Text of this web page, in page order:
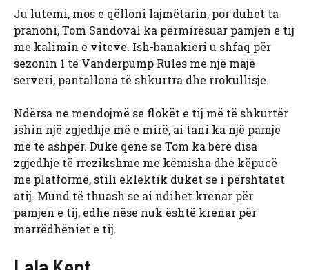
Ju lutemi, mos e qëlloni lajmëtarin, por duhet ta
pranoni, Tom Sandoval ka përmirësuar pamjen e tij
me kalimin e viteve. Ish-banakieri u shfaq për
sezonin 1 të Vanderpump Rules me një majë
serveri, pantallona të shkurtra dhe rrokullisje.
Ndërsa ne mendojmë se flokët e tij më të shkurtër
ishin një zgjedhje më e mirë, ai tani ka një pamje
më të ashpër. Duke qenë se Tom ka bërë disa
zgjedhje të rrezikshme me këmisha dhe këpucë
me platformë, stili eklektik duket se i përshtatet
atij. Mund të thuash se ai ndihet krenar për
pamjen e tij, edhe nëse nuk është krenar për
marrëdhëniet e tij.